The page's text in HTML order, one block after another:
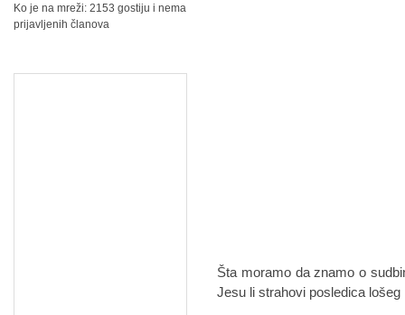
Šta moramo da znamo o
Jesu li strahovi posledica
Ko je na mreži: 2153 gostiju i nema
prijavljenih članova